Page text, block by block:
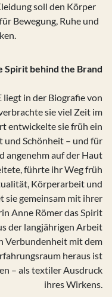
soll den Körper
Bewegung, Ruhe und
Spirit behind the Brand
liegt in der Biografie von
sie viel Zeit im
entwickelte sie früh ein
und Schönheit – und für
angenehm auf der Haut
führte ihr Weg früh
Körperarbeit und
sie gemeinsam mit ihrer
Anne Römer das Spirit
der langjährigen Arbeit
Verbundenheit mit dem
heraus ist
– als textiler Ausdruck
ihres Wirkens.